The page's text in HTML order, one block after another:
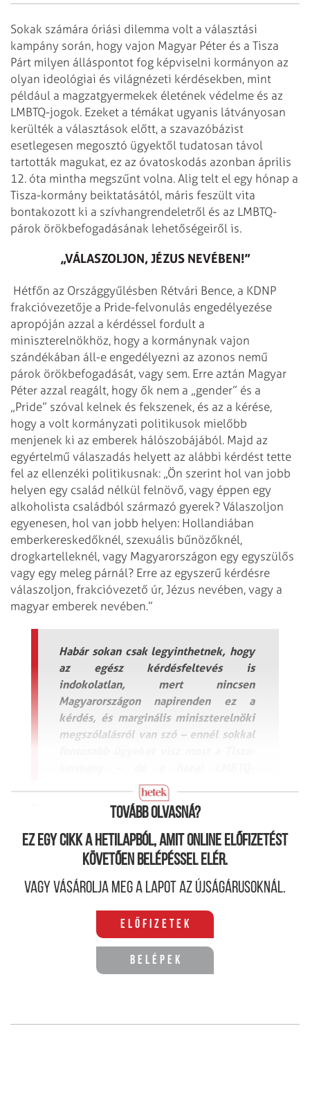
Sokak számára óriási dilemma volt a választási
kampány során, hogy vajon Magyar Péter és a Tisza
Párt milyen álláspontot fog képviselni kormányon az
olyan ideológiai és világnézeti kérdésekben, mint
például a magzatgyermekek életének védelme és az
LMBTQ-jogok. Ezeket a témákat ugyanis látványosan
kerülték a választások előtt, a szavazóbázist
esetlegesen megosztó ügyektől tudatosan távol
tartották magukat, ez az óvatoskodás azonban április
12. óta mintha megszűnt volna. Alig telt el egy hónap a
Tisza-kormány beiktatásától, máris feszült vita
bontakozott ki a szívhangrendeletről és az LMBTQ-
párok örökbefogadásának lehetőségeiről is.
„VÁLASZOLJON, JÉZUS NEVÉBEN!”
Hétfőn az Országgyűlésben Rétvári Bence, a KDNP
frakcióvezetője a Pride-felvonulás engedélyezése
apropóján azzal a kérdéssel fordult a
miniszterelnökhöz, hogy a kormánynak vajon
szándékában áll-e engedélyezni az azonos nemű
párok örökbefogadását, vagy sem. Erre aztán Magyar
Péter azzal reagált, hogy ők nem a „gender” és a
„Pride” szóval kelnek és fekszenek, és az a kérése,
hogy a volt kormányzati politikusok mielőbb
menjenek ki az emberek hálószobájából. Majd az
egyértelmű válaszadás helyett az alábbi kérdést tette
fel az ellenzéki politikusnak: „Ön szerint hol van jobb
helyen egy család nélkül felnövő, vagy éppen egy
alkoholista családból származó gyerek? Válaszoljon
egyenesen, hol van jobb helyen: Hollandiában
emberkereskedőknél, szexuális bűnözőknél,
drogkartelleknél, vagy Magyarországon egy egyszülős
vagy egy meleg párnál? Erre az egyszerű kérdésre
válaszoljon, frakcióvezető úr, Jézus nevében, vagy a
magyar emberek nevében.”
Habár sokan csak legyinthetnek, hogy
az egész kérdésfeltevés is
indokolatlan, mert nincsen
Magyarországon napirenden ez a
kérdés, és marginális miniszterelnöki
megszólalásról van szó – ennél sokkal
mozgalom nem így látja.
Tovább olvasná?
Ez egy cikk a hetilapból, amit online előfizetést
követően belépéssel elér.
Vagy vásárolja meg a lapot az újságárusoknál.
Előfizetek
Belépek